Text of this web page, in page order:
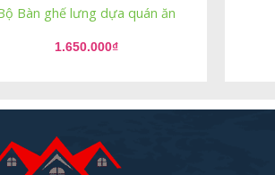
Bàn ghế lưng dựa quán ăn
1.650.000₫